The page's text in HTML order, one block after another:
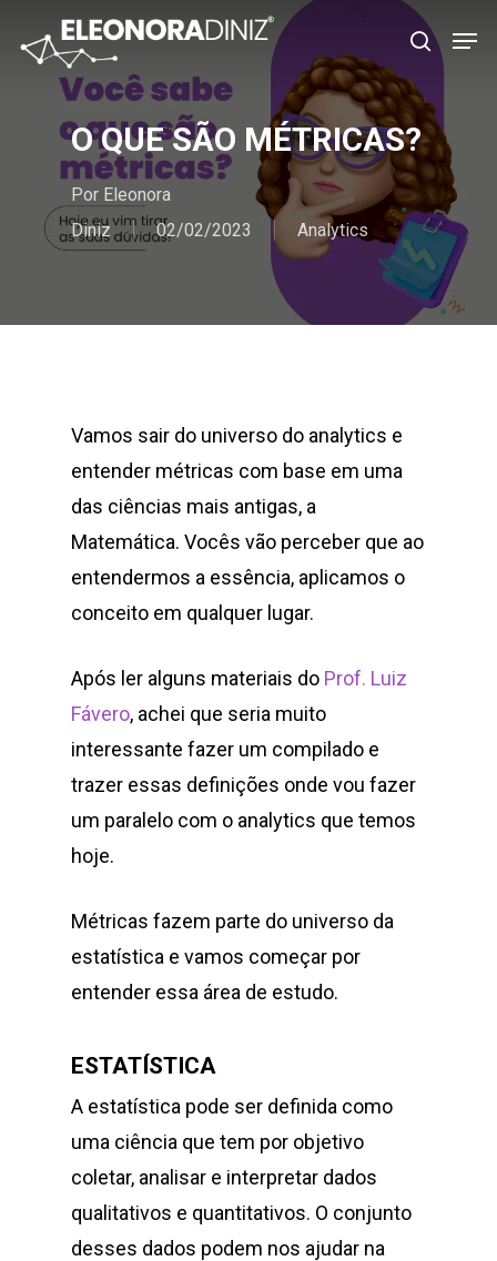
para
conteúdo
principalO QUE SÃO MÉTRICAS?
Por Eleonora
Diniz
02/02/2023 Analytics
Vamos sair do universo do analytics e
entender métricas com base em uma
das ciências mais antigas, a
Matemática. Vocês vão perceber que ao
entendermos a essência, aplicamos o
conceito em qualquer lugar.
Após ler alguns materiais do Prof. Luiz
Fávero, achei que seria muito
interessante fazer um compilado e
trazer essas definições onde vou fazer
um paralelo com o analytics que temos
hoje.
Métricas fazem parte do universo da
estatística e vamos começar por
entender essa área de estudo.
ESTATÍSTICA
A estatística pode ser definida como
uma ciência que tem por objetivo
coletar, analisar e interpretar dados
qualitativos e quantitativos. O conjunto
desses dados podem nos ajudar na